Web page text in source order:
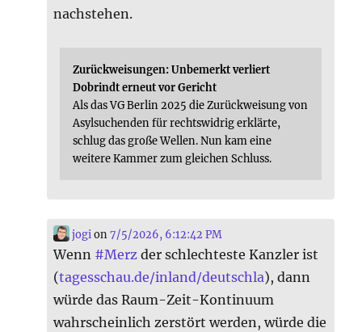
nachstehen.
Zurückweisungen: Unbemerkt verliert
Dobrindt erneut vor Gericht
Als das VG Berlin 2025 die Zurückweisung von
Asylsuchenden für rechtswidrig erklärte,
schlug das große Wellen. Nun kam eine
weitere Kammer zum gleichen Schluss.
jogi on7/5/2026, 6:12:42 PM
Wenn #Merz der schlechteste Kanzler ist
(tagesschau.de/inland/deutschla), dann
würde das Raum-Zeit-Kontinuum
wahrscheinlich zerstört werden, würde die